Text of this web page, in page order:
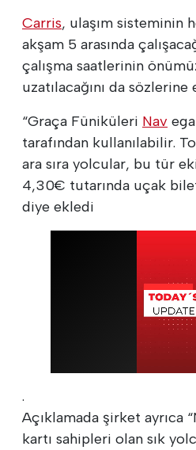
Carris, ulaşım sisteminin
akşam 5 arasında
çalışma saatlerinin
uzatılacağını da sözlerine
“Graça Füniküleri Nav
tarafından kullanılabilir.
ara sıra yolcular, bu tür
4,30€ tutarında uçak
diye ekledi
.
Açıklamada şirket ayrıca
kartı sahipleri olan sık